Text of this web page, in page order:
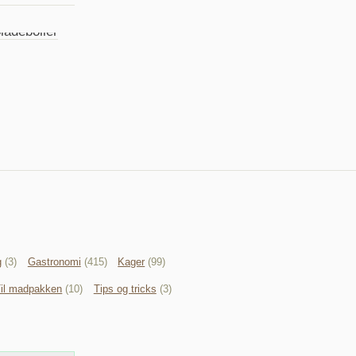
(3) Gastronomi (415) Kager (99)
madpakken (10) Tips og tricks (3)